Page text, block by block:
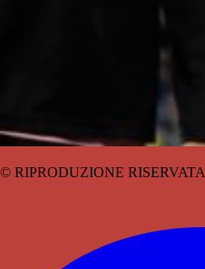
© RIPRODUZIONE RISERVATA